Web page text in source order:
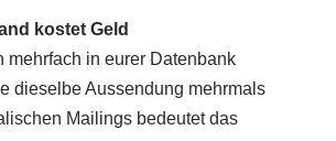
kostet Geld
mehrfach in eurer Datenbank
dieselbe Aussendung mehrmals
Mailings bedeutet das